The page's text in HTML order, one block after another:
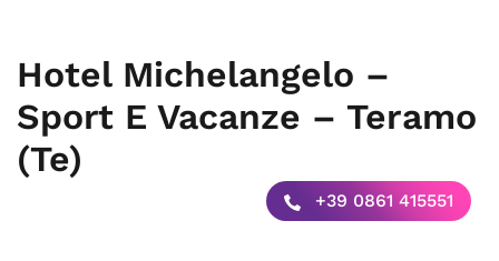
Hotel Michelangelo –
Sport E Vacanze – Teramo
(Te)
+39 0861 415551